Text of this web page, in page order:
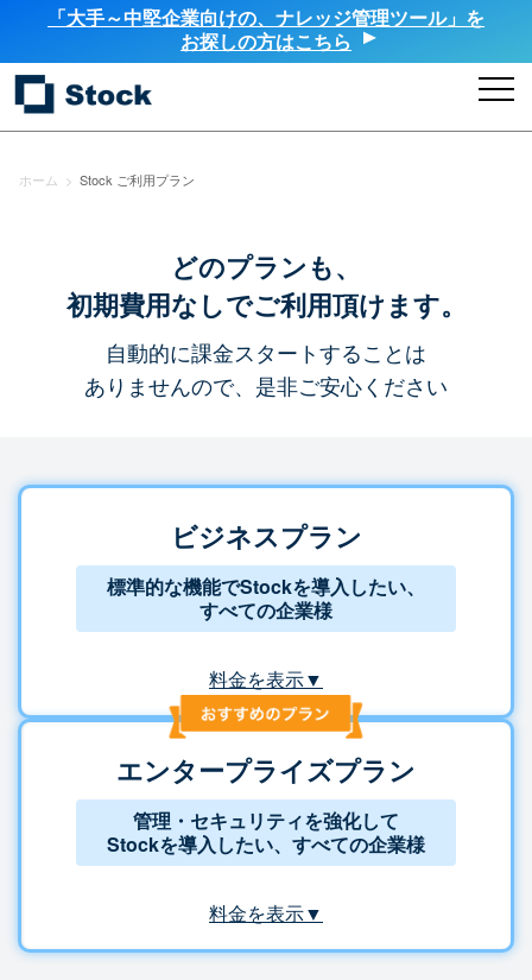
「大手～中堅企業向けの、ナレッジ管理ツール」を
お探しの方はこちら
ホーム > Stock ご利用プラン
どのプランも、
初期費用なしでご利用頂けます。
自動的に課金スタートすることは
ありませんので、是非ご安心ください
ビジネスプラン
標準的な機能でStockを導入したい、
すべての企業様
料金を表示▼
エンタープライズプラン
管理・セキュリティを強化して
Stockを導入したい、すべての企業様
料金を表示▼